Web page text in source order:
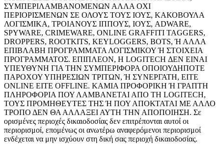
ΣΥΜΠΕΡΙΛΑΜΒΑΝΟΜΕΝΩΝ ΑΛΛΑ ΟΧΙ
ΠΕΡΙΟΡΙΣΜΕΝΩΝ ΣΕ ΟΛΟΥΣ ΤΟΥΣ ΙΟΥΣ, ΚΑΚΟΒΟΥΛΑ
ΛΟΓΙΣΜΙΚΑ, ΤΡΟΙΑΝΟΥΣ ΙΠΠΟΥΣ, ΙΟΥΣ, ADWARE,
SPYWARE, CRIMEWARE, ONLINE GRAFFITI TAGGERS,
DROPPERS, ROOTKITS, KEYLOGGERS, BOTS, Ή ΑΛΛΑ
ΕΠΙΒΛΑΒΗ ΠΡΟΓΡΑΜΜΑΤΑ ΛΟΓΙΣΜΙΚΟΥ Ή ΣΤΟΙΧΕΙΑ
ΠΡΟΓΡΑΜΜΑΤΟΣ. ΕΠΙΠΛΕΟΝ, Η LOGITECH ΔΕΝ ΕΙΝΑΙ
ΥΠΕΥΘΥΝΗ ΓΙΑ ΤΗΝ ΣΥΜΠΕΡΙΦΟΡΑ ΟΠΟΙΟΥΔΗΠΟΤΕ
ΠΑΡΟΧΟΥ ΥΠΗΡΕΣΙΩΝ ΤΡΙΤΩΝ, Ή ΣΥΝΕΡΓΑΤΗ, ΕΙΤΕ
ONLINE ΕΙΤΕ OFFLINE. ΚΑΜΙΑ ΠΡΟΦΟΡΙΚΗ Ή ΓΡΑΠΤΗ
ΠΛΗΡΟΦΟΡΙΑ ΠΟΥ ΛΑΜΒΑΝΕΤΑΙ ΑΠΟ ΤΗ LOGITECH,
ΤΟΥΣ ΠΡΟΜΗΘΕΥΤΕΣ ΤΗΣ Ή ΠΟΥ ΑΠΟΚΤΑΤΑΙ ΜΕ ΑΛΛΟ
ΤΡΟΠΟ ΔΕΝ ΘΑ ΑΛΛΑΞΕΙ ΑΥΤΗ ΤΗΝ ΑΠΟΠΟΙΗΣΗ. Σε
ορισμένες περιοχές δικαιοδοσίας δεν επιτρέπονται αυτοί οι
περιορισμοί, επομένως οι ανωτέρω αναφερόμενοι περιορισμοί
ενδέχεται να μην ισχύουν στη δική σας περιοχή δικαιοδοσίας.